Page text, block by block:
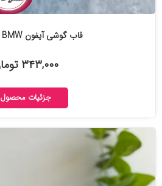
قاب گوشی آیفون BMW کد-۱۱۱۶۵۱
۳۴۳,۰۰۰ تومان
جزئیات محصول